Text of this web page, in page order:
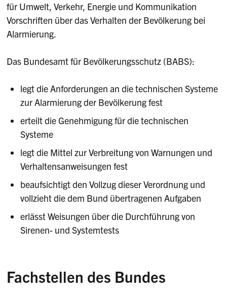
für Umwelt, Verkehr, Energie und Kommunikation
Vorschriften über das Verhalten der Bevölkerung bei
Alarmierung.
Das Bundesamt für Bevölkerungsschutz (BABS):
legt die Anforderungen an die technischen Systeme
zur Alarmierung der Bevölkerung fest
erteilt die Genehmigung für die technischen
Systeme
legt die Mittel zur Verbreitung von Warnungen und
Verhaltensanweisungen fest
beaufsichtigt den Vollzug dieser Verordnung und
vollzieht die dem Bund übertragenen Aufgaben
erlässt Weisungen über die Durchführung von
Sirenen- und Systemtests
Fachstellen des Bundes